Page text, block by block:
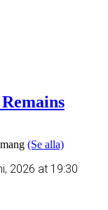
(Se alla)
2026 at 19:30